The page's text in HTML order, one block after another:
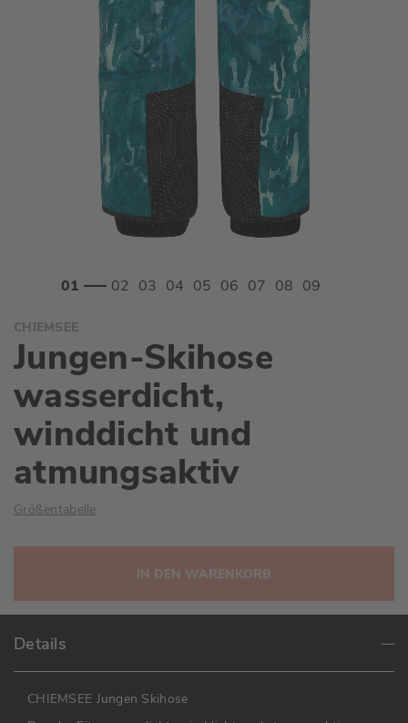
Anfang
der
Bildgalerie
CHIEMSEE
Jungen-Skihose
wasserdicht,
winddicht und
atmungsaktiv
Größentabelle
IN DEN WARENKORB
Details
CHIEMSEE Jungen Skihose